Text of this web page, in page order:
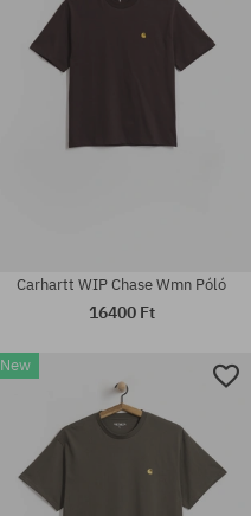
univerzális méret
Carhartt WIP Chase Wmn Póló
16400 Ft
New